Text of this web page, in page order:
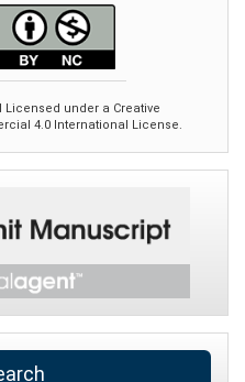
under a Creative
4.0 International License.